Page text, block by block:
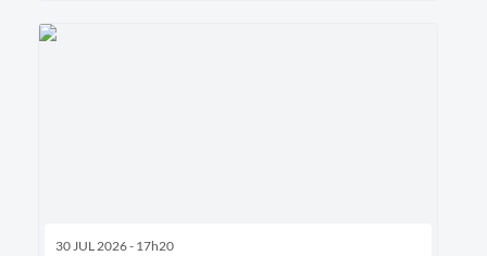
30 JUL 2026 - 17h20